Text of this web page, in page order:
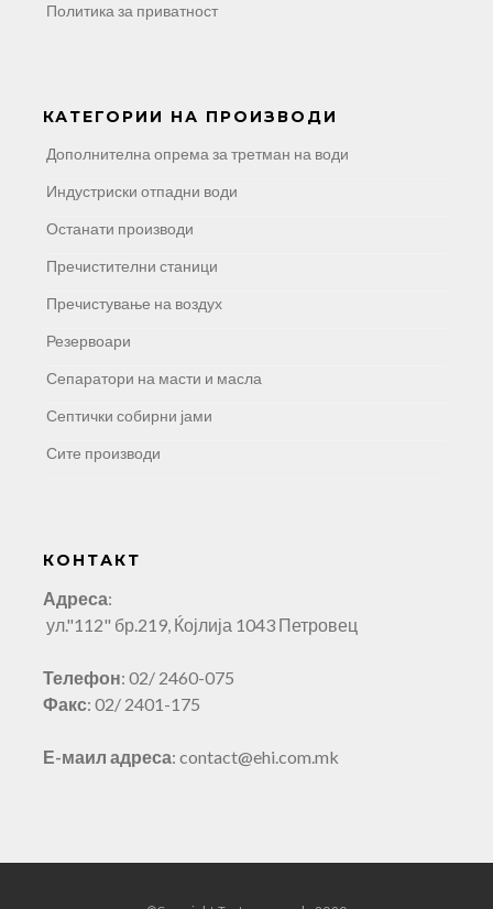
Политика за приватност
КАТЕГОРИИ НА ПРОИЗВОДИ
Дополнителна опрема за третман на води
Индустриски отпадни води
Останати производи
Пречистителни станици
Пречистување на воздух
Резервоари
Сепаратори на масти и масла
Септички собирни јами
Сите производи
КОНТАКТ
Адреса:
ул."112" бр.219, Ќојлија 1043 Петровец
Телефон: 02/ 2460-075
Факс: 02/ 2401-175
Е-маил адреса: contact@ehi.com.mk